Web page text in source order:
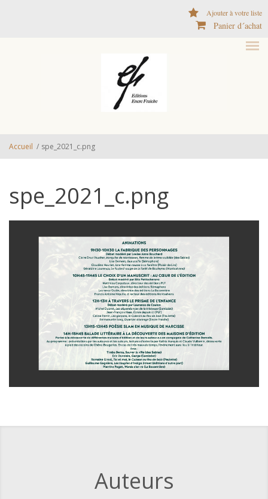
Ajouter à votre liste
Panier d´achat
Accueil / spe_2021_c.png
spe_2021_c.png
Auteurs